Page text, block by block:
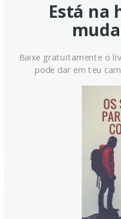
Kihara, declarou que o
responder
recente
em meio a crescentes
volatilidade da moeda
Está na
Baixe gratuitamente o
pode dar em teu